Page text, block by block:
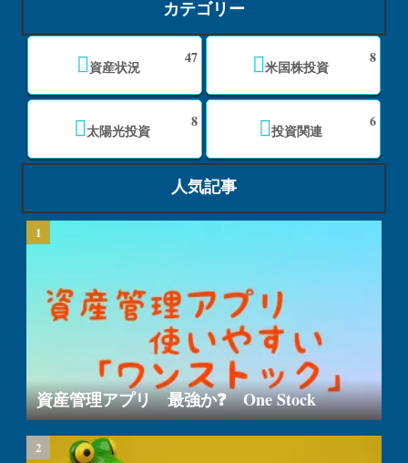
カテゴリー
資産状況
47
米国株投資
8
太陽光投資
8
投資関連
6
人気記事
資産管理アプリ 最強か❓ One Stock